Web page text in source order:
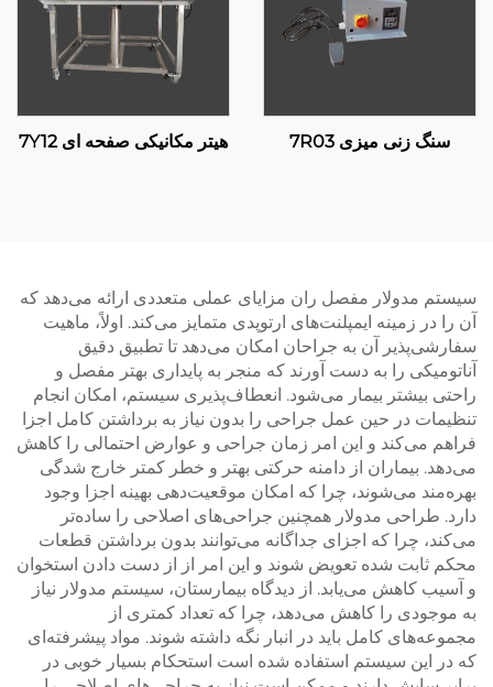
سنگ زنی میزی 7R03 هیتر مکانیکی صفحه ای 7Y12
سیستم مدولار مفصل ران مزایای عملی متعددی ارائه می‌دهد که
آن را در زمینه ایمپلنت‌های ارتوپدی متمایز می‌کند. اولاً، ماهیت
سفارشی‌پذیر آن به جراحان امکان می‌دهد تا تطبیق دقیق
آناتومیکی را به دست آورند که منجر به پایداری بهتر مفصل و
راحتی بیشتر بیمار می‌شود. انعطاف‌پذیری سیستم، امکان انجام
تنظیمات در حین عمل جراحی را بدون نیاز به برداشتن کامل اجزا
فراهم می‌کند و این امر زمان جراحی و عوارض احتمالی را کاهش
می‌دهد. بیماران از دامنه حرکتی بهتر و خطر کمتر خارج شدگی
بهره‌مند می‌شوند، چرا که امکان موقعیت‌دهی بهینه اجزا وجود
دارد. طراحی مدولار همچنین جراحی‌های اصلاحی را ساده‌تر
می‌کند، چرا که اجزای جداگانه می‌توانند بدون برداشتن قطعات
محکم ثابت شده تعویض شوند و این امر از از دست دادن استخوان
و آسیب کاهش می‌یابد. از دیدگاه بیمارستان، سیستم مدولار نیاز
به موجودی را کاهش می‌دهد، چرا که تعداد کمتری از
مجموعه‌های کامل باید در انبار نگه داشته شوند. مواد پیشرفته‌ای
که در این سیستم استفاده شده است استحکام بسیار خوبی در